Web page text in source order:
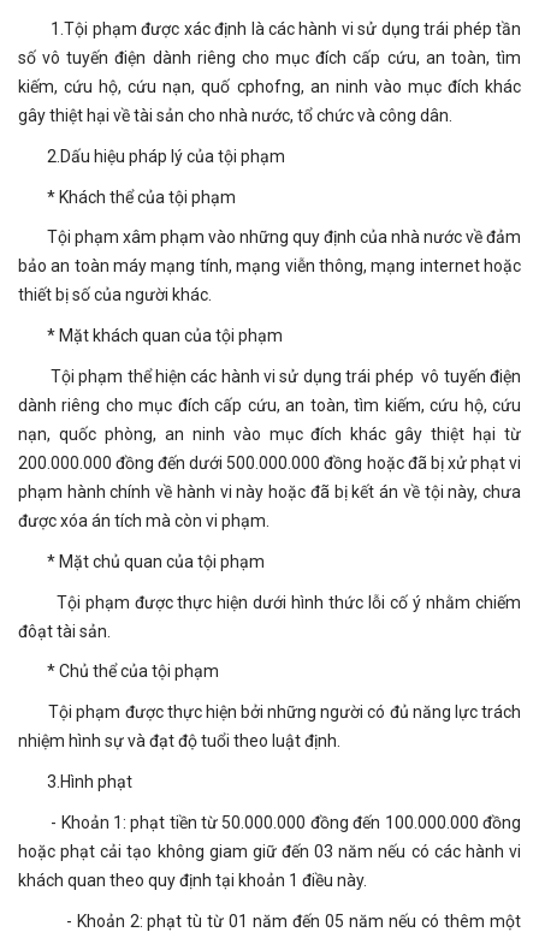
1.Tội phạm được xác định là các hành vi sử dụng trái phép tần
số vô tuyến điện dành riêng cho mục đích cấp cứu, an toàn, tìm
kiếm, cứu hộ, cứu nạn, quố cphofng, an ninh vào mục đích khác
gây thiệt hại về tài sản cho nhà nước, tổ chức và công dân.
2.Dấu hiệu pháp lý của tội phạm
* Khách thể của tội phạm
Tội phạm xâm phạm vào những quy định của nhà nước về đảm
bảo an toàn máy mạng tính, mạng viễn thông, mạng internet hoặc
thiết bị số của người khác.
* Mặt khách quan của tội phạm
Tội phạm thể hiện các hành vi sử dụng trái phép vô tuyến điện
dành riêng cho mục đích cấp cứu, an toàn, tìm kiếm, cứu hộ, cứu
nạn, quốc phòng, an ninh vào mục đích khác gây thiệt hại từ
200.000.000 đồng đến dưới 500.000.000 đồng hoặc đã bị xử phạt vi
phạm hành chính về hành vi này hoặc đã bị kết án về tội này, chưa
được xóa án tích mà còn vi phạm.
* Mặt chủ quan của tội phạm
Tội phạm được thực hiện dưới hình thức lỗi cố ý nhằm chiếm
đôạt tài sản.
* Chủ thể của tội phạm
Tội phạm được thực hiện bởi những người có đủ năng lực trách
nhiệm hình sự và đạt độ tuổi theo luật định.
3.Hình phạt
- Khoản 1: phạt tiền từ 50.000.000 đồng đến 100.000.000 đồng
hoặc phạt cải tạo không giam giữ đến 03 năm nếu có các hành vi
khách quan theo quy định tại khoản 1 điều này.
- Khoản 2: phạt tù từ 01 năm đến 05 năm nếu có thêm một